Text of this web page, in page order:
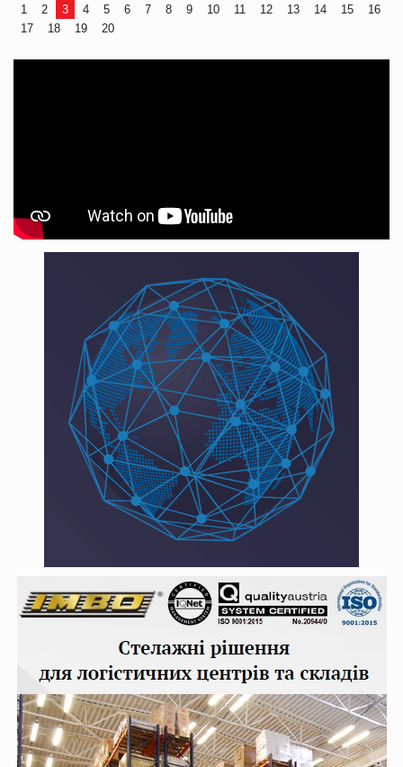
1 2 3 4 5 6 7 8 9 10 11 12 13 14 15
16
17
18 19 20